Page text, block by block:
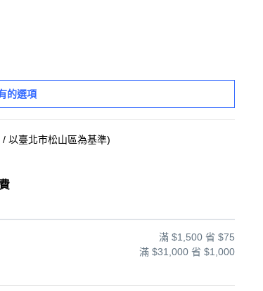
的選項
/ 以臺北市松山區為基準)
滿 $1,500 省 $75
滿 $31,000 省 $1,000